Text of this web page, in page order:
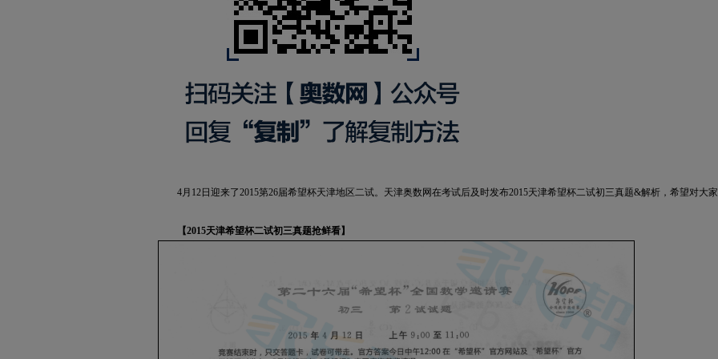
4月12日迎来了2015第26届希望杯天津地区二试。天津奥数网在考试后及时发布2015天津希望杯二试初三真题&解析，希望对大家
【2015天津希望杯二试初三真题抢鲜看】